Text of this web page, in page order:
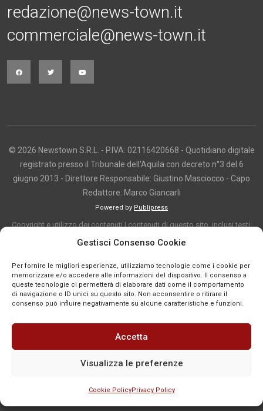
Gestisci Consenso Cookie
Per fornire le migliori esperienze, utilizziamo tecnologie come i cookie per
memorizzare e/o accedere alle informazioni del dispositivo. Il consenso a
queste tecnologie ci permetterà di elaborare dati come il comportamento
di navigazione o ID unici su questo sito. Non acconsentire o ritirare il
consenso può influire negativamente su alcune caratteristiche e funzioni.
Accetta
Visualizza le preferenze
Cookie PolicyPrivacy Policy
redazione@news-town.it
commerciale@news-town.it
© 2026 Newstown S.R.L. - P.IVA: 02116420668 - Quotidiano digitale
registrato presso il Tribunale dell'Aquila con decreto n°3 del 6
giugno 2013 - Direttore Responsabile: Giustino Masciocco - Capo
Redattore: Marco Giancarli
Powered by Publipress
Copyright e utilizzo dei contenuti I contenuti di questo sito, inclusi testi,
articoli, immagini, fotografie, video e grafica, sono protetti da copyright e
indicazione. La riproduzione totale o parziale dei contenuti è consentita
solo previa autorizzazione o citando chiaramente la fonte, con link diretto
alla pagina originale, quando previsto. I contenuti provenienti da terze
parti sono pubblicati a fini informativi e restano di proprietà dei legittimi
titolari dei diritti. Se un contenuto viola diritti d’autore o norme vigenti, è
possibile segnalarlo per la verifica e l’eventuale rimozione tramite
comunicazione mail all'indirizzo redazione@news-town.it